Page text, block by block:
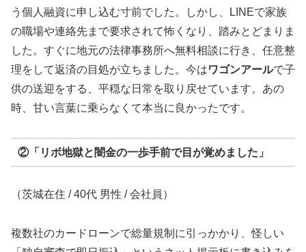
う個人融資に申し込む寸前でした。しかし、LINEで家族
の職場や連絡先まで要求されて怖くなり、踏みとどまりま
した。すぐに地元の法律事務所へ無料相談に行き、任意整
理をして返済の目処が立ちました。今はワゴンアールで子
供の送迎をする、平穏な日常を取り戻せています。あの
時、甘い言葉に乗らなくて本当に良かったです。
②「リボ地獄と闇金の一歩手前で目が覚めました」
（茨城在住 / 40代 男性 / 会社員）
複数社のカードローンで総量規制に引っかかり、怪しい